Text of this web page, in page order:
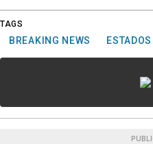
TAGS
BREAKING NEWS